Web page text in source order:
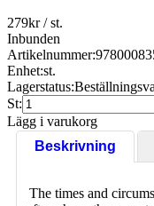
279kr/ st.
Inbunden
Artikelnummer:
Enhet:st.
Lagerstatus:
St:
Lägg i varukorg
Beskrivning
The times and